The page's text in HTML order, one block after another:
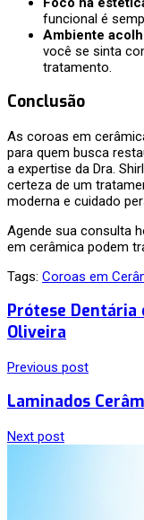
funcional é
Ambiente
você se sinta
tratamento.
Conclusão
As coroas em
para quem busca
a expertise da Dra.
certeza de um
moderna e cuidado
Agende sua consulta
em cerâmica podem
Tags: Coroas em
Prótese Dentária
Oliveira
Previous post
Laminados
Next post